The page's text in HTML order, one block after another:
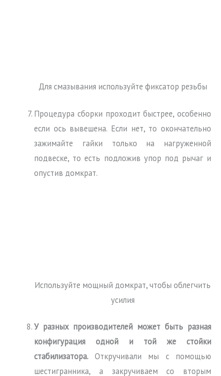
Для смазывания используйте фиксатор резьбы
Процедура сборки проходит быстрее, особенно
если ось вывешена. Если нет, то окончательно
зажимайте гайки только на нагруженной
подвеске, то есть подложив упор под рычаг и
опустив домкрат.
Используйте мощный домкрат, чтобы облегчить
усилия
У разных производителей может быть разная
конфигурация одной и той же стойки
стабилизатора. Откручивали мы с помощью
шестигранника, а закручиваем со вторым